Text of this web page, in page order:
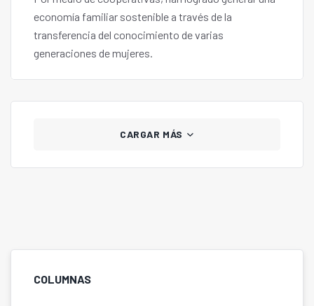
economía familiar sostenible a través de la
transferencia del conocimiento de varias
generaciones de mujeres.
CARGAR MÁS
COLUMNAS